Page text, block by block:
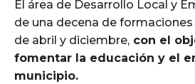
El área de Desarrollo Local y
de una decena de
de abril y diciembre, con el
fomentar la educación y el
municipio.